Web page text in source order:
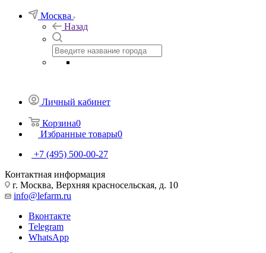
Москва
Назад
Личный кабинет
Корзина0
Избранные товары0
+7 (495) 500-00-27
Контактная информация
г. Москва, Верхняя красносельская, д. 10
info@lefarm.ru
Вконтакте
Telegram
WhatsApp